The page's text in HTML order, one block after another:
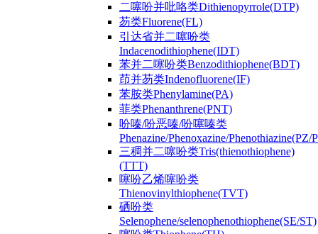
二噻吩并吡咯类Dithienopyrrole(DTP)
芴类Fluorene(FL)
引达省并二噻吩类
Indacenodithiophene(IDT)
苯并二噻吩类Benzodithiophene(BDT)
茚并芴类Indenofluorene(IF)
苯胺类Phenylamine(PA)
菲类Phenanthrene(PNT)
吩嗪/吩恶嗪/吩噻嗪类
Phenazine/Phenoxazine/Phenothiazine(PZ/
三稠并二噻吩类Tris(thienothiophene)
(TTT)
噻吩乙烯噻吩类
Thienovinylthiophene(TVT)
硒吩类
Selenophene/selenophenothiophene(SE/ST)